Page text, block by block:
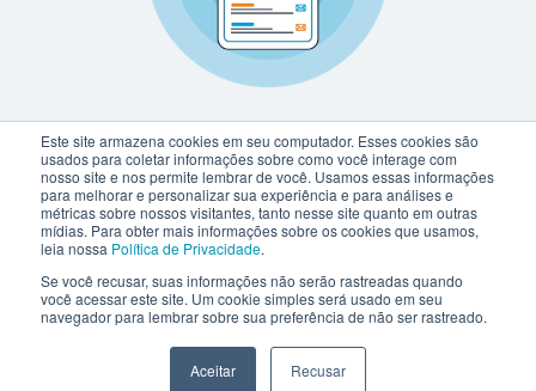
Este site armazena cookies em seu computador. Esses cookies são
usados para coletar informações sobre como você interage com
nosso site e nos permite lembrar de você. Usamos essas informações
para melhorar e personalizar sua experiência e para análises e
métricas sobre nossos visitantes, tanto nesse site quanto em outras
mídias. Para obter mais informações sobre os cookies que usamos,
leia nossa Política de Privacidade.
Se você recusar, suas informações não serão rastreadas quando
você acessar este site. Um cookie simples será usado em seu
navegador para lembrar sobre sua preferência de não ser rastreado.
Aceitar Recusar